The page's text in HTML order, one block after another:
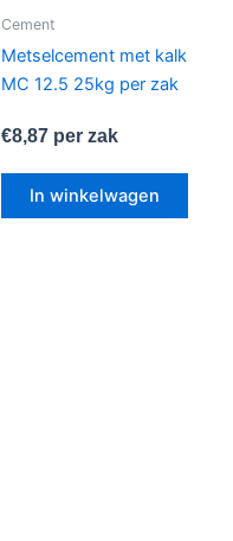
Cement
Metselcement met kalk
MC 12.5 25kg per zak
€8,87per zak
In winkelwagen